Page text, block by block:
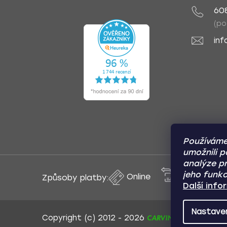
umožnili
analýze
jeho
Další
Způsoby platby: Online Převod
Copyright (c) 2012 - 2026 CARVIN AUTODOPLŇKY